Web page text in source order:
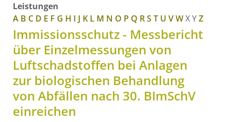
Leistungen
A B C D E F G H I J K L M N O P Q RS T U VWXYZ
Immissionsschutz - Messbericht
über Einzelmessungen von
Luftschadstoffen bei Anlagen
zur biologischen Behandlung
von Abfällen nach 30. BImSchV
einreichen